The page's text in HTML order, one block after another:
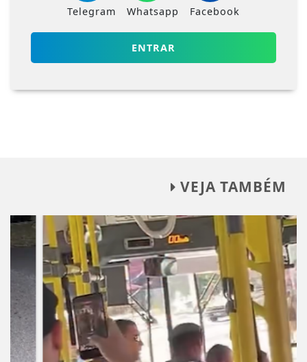
Telegram Whatsapp Facebook
ENTRAR
VEJA TAMBÉM